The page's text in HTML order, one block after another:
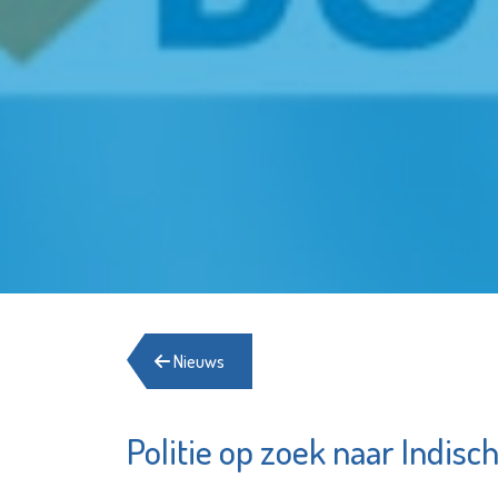
Nieuws
Politie op zoek naar